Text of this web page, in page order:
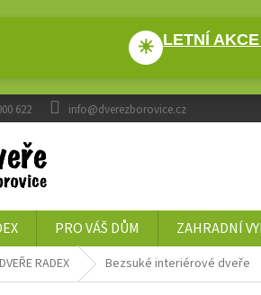
☀ LETNÍ
622 info@dverezborovice.cz
PRO VÁŠ DŮM ZAHRADNÍ
DVEŘE RADEX Bezsuké interiérové dveře